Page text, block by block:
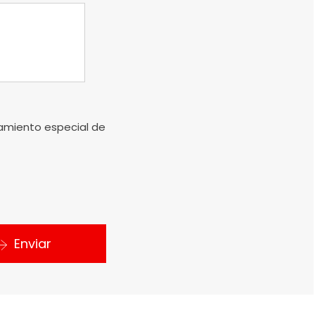
especial de
Enviar